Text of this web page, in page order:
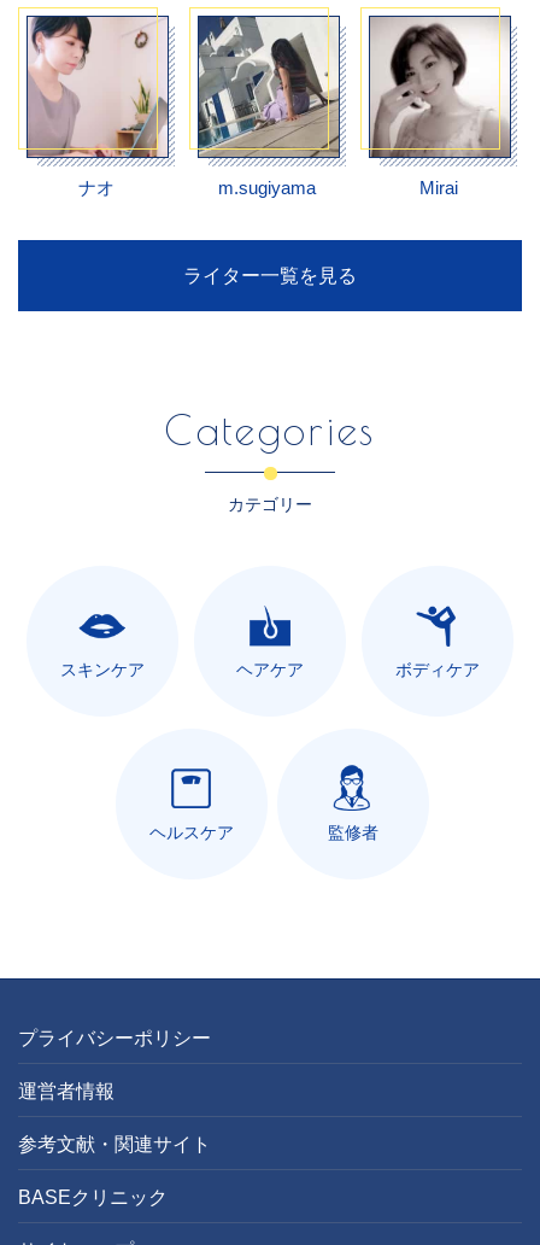
ナオ m.sugiyama Mirai
ライター一覧を見る
Categories
カテゴリー
スキンケア ヘアケア ボディケア
ヘルスケア 監修者
プライバシーポリシー
運営者情報
参考文献・関連サイト
BASEクリニック